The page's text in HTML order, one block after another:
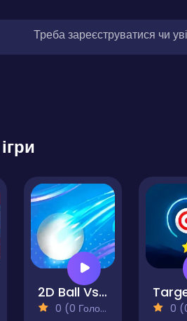
Треба зареєструватися чи
2D Ball Vs Color Ball Bounce
0 (0 Голосів) 0 (0